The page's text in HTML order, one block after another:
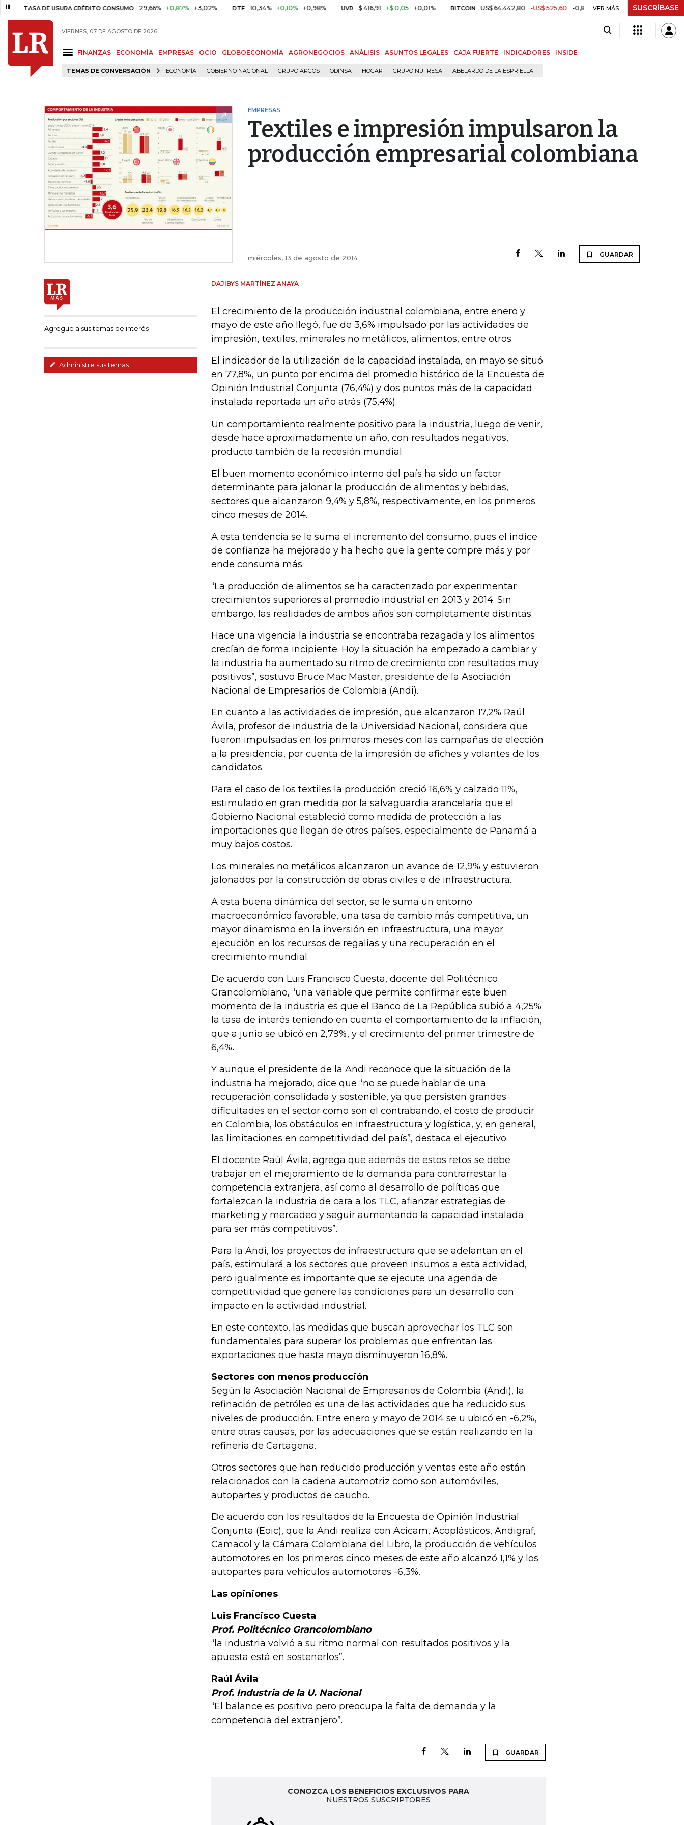
TASA DE USURA CRÉDITO CONSUMO 29,66% +0,87% +3,02% DTF 10,34% +0,10% +0,98% UVR $ 416,91 +$ 0,05 +0,01% BITCOIN US$ 64.442,80 -US$ 525,60 -0,81% TRM $ 3.157,43 -$ 21,97 -
VER MÁS SUSCRÍBASE
VIERNES, 07 DE AGOSTO DE 2026
FINANZAS ECONOMÍA EMPRESAS OCIO GLOBOECONOMÍA AGRONEGOCIOS ANÁLISIS ASUNTOS LEGALES CAJA FUERTE INDICADORES INSIDE
TEMAS DE CONVERSACIÓN ECONOMÍA GOBIERNO NACIONAL GRUPO ARGOS ODINSA HOGAR GRUPO NUTRESA ABELARDO DE LA ESPRIELLA
EMPRESAS
Textiles e impresión impulsaron la
producción empresarial colombiana
miércoles, 13 de agosto de 2014 GUARDAR
Agregue a sus temas de interés
Administre sus temas
DAJIBYS MARTÍNEZ ANAYA
El crecimiento de la producción industrial colombiana, entre enero y
mayo de este año llegó, fue de 3,6% impulsado por las actividades de
impresión, textiles, minerales no metálicos, alimentos, entre otros.
El indicador de la utilización de la capacidad instalada, en mayo se situó
en 77,8%, un punto por encima del promedio histórico de la Encuesta de
Opinión Industrial Conjunta (76,4%) y dos puntos más de la capacidad
instalada reportada un año atrás (75,4%).
Un comportamiento realmente positivo para la industria, luego de venir,
desde hace aproximadamente un año, con resultados negativos,
producto también de la recesión mundial.
El buen momento económico interno del país ha sido un factor
determinante para jalonar la producción de alimentos y bebidas,
sectores que alcanzaron 9,4% y 5,8%, respectivamente, en los primeros
cinco meses de 2014.
A esta tendencia se le suma el incremento del consumo, pues el índice
de confianza ha mejorado y ha hecho que la gente compre más y por
ende consuma más.
“La producción de alimentos se ha caracterizado por experimentar
crecimientos superiores al promedio industrial en 2013 y 2014. Sin
embargo, las realidades de ambos años son completamente distintas.
Hace una vigencia la industria se encontraba rezagada y los alimentos
crecían de forma incipiente. Hoy la situación ha empezado a cambiar y
la industria ha aumentado su ritmo de crecimiento con resultados muy
positivos”, sostuvo Bruce Mac Master, presidente de la Asociación
Nacional de Empresarios de Colombia (Andi).
En cuanto a las actividades de impresión, que alcanzaron 17,2% Raúl
Ávila, profesor de industria de la Universidad Nacional, considera que
fueron impulsadas en los primeros meses con las campañas de elección
a la presidencia, por cuenta de la impresión de afiches y volantes de los
candidatos.
Para el caso de los textiles la producción creció 16,6% y calzado 11%,
estimulado en gran medida por la salvaguardia arancelaria que el
Gobierno Nacional estableció como medida de protección a las
importaciones que llegan de otros países, especialmente de Panamá a
muy bajos costos.
Los minerales no metálicos alcanzaron un avance de 12,9% y estuvieron
jalonados por la construcción de obras civiles e de infraestructura.
A esta buena dinámica del sector, se le suma un entorno
macroeconómico favorable, una tasa de cambio más competitiva, un
mayor dinamismo en la inversión en infraestructura, una mayor
ejecución en los recursos de regalías y una recuperación en el
crecimiento mundial.
De acuerdo con Luis Francisco Cuesta, docente del Politécnico
Grancolombiano, “una variable que permite confirmar este buen
momento de la industria es que el Banco de La República subió a 4,25%
la tasa de interés teniendo en cuenta el comportamiento de la inflación,
que a junio se ubicó en 2,79%, y el crecimiento del primer trimestre de
6,4%.
Y aunque el presidente de la Andi reconoce que la situación de la
industria ha mejorado, dice que “no se puede hablar de una
recuperación consolidada y sostenible, ya que persisten grandes
dificultades en el sector como son el contrabando, el costo de producir
en Colombia, los obstáculos en infraestructura y logística, y, en general,
las limitaciones en competitividad del país”, destaca el ejecutivo.
El docente Raúl Ávila, agrega que además de estos retos se debe
trabajar en el mejoramiento de la demanda para contrarrestar la
competencia extranjera, así como al desarrollo de políticas que
fortalezcan la industria de cara a los TLC, afianzar estrategias de
marketing y mercadeo y seguir aumentando la capacidad instalada
para ser más competitivos”.
Para la Andi, los proyectos de infraestructura que se adelantan en el
país, estimulará a los sectores que proveen insumos a esta actividad,
pero igualmente es importante que se ejecute una agenda de
competitividad que genere las condiciones para un desarrollo con
impacto en la actividad industrial.
En este contexto, las medidas que buscan aprovechar los TLC son
fundamentales para superar los problemas que enfrentan las
exportaciones que hasta mayo disminuyeron 16,8%.
Sectores con menos producción
Según la Asociación Nacional de Empresarios de Colombia (Andi), la
refinación de petróleo es una de las actividades que ha reducido sus
niveles de producción. Entre enero y mayo de 2014 se u ubicó en -6,2%,
entre otras causas, por las adecuaciones que se están realizando en la
refinería de Cartagena.
Otros sectores que han reducido producción y ventas este año están
relacionados con la cadena automotriz como son automóviles,
autopartes y productos de caucho.
De acuerdo con los resultados de la Encuesta de Opinión Industrial
Conjunta (Eoic), que la Andi realiza con Acicam, Acoplásticos, Andigraf,
Camacol y la Cámara Colombiana del Libro, la producción de vehículos
automotores en los primeros cinco meses de este año alcanzó 1,1% y los
autopartes para vehículos automotores -6,3%.
Las opiniones
Luis Francisco Cuesta
Prof. Politécnico Grancolombiano
“la industria volvió a su ritmo normal con resultados positivos y la
apuesta está en sostenerlos”.
Raúl Ávila
Prof. Industria de la U. Nacional
“El balance es positivo pero preocupa la falta de demanda y la
competencia del extranjero”.
GUARDAR
CONOZCA LOS BENEFICIOS EXCLUSIVOS PARA
NUESTROS SUSCRIPTORES